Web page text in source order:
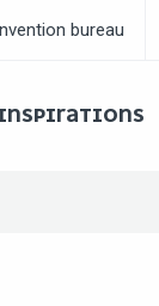
bureau